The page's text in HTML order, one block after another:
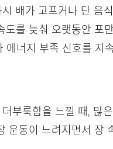
배가 고프거나 단 음
를 늦춰 오랫동안 포
에너지 부족 신호를 지
부룩함을 느낄 때, 많
운동이 느려지면서 장